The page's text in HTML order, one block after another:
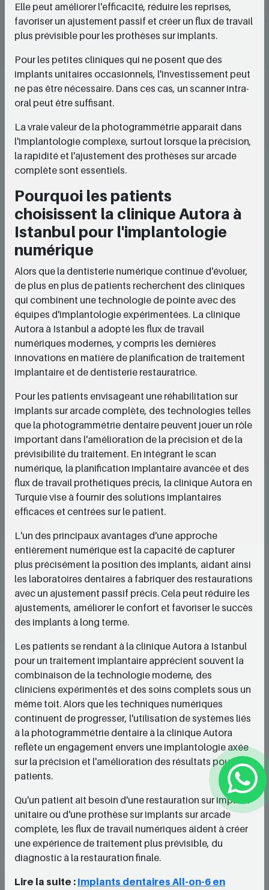
Elle peut améliorer l'efficacité, réduire les reprises,
favoriser un ajustement passif et créer un flux de travail
plus prévisible pour les prothèses sur implants.
Pour les petites cliniques qui ne posent que des
implants unitaires occasionnels, l'investissement peut
ne pas être nécessaire. Dans ces cas, un scanner intra-
oral peut être suffisant.
La vraie valeur de la photogrammétrie apparaît dans
l'implantologie complexe, surtout lorsque la précision,
la rapidité et l'ajustement des prothèses sur arcade
complète sont essentiels.
Pourquoi les patients
choisissent la clinique Autora à
Istanbul pour l'implantologie
numérique
Alors que la dentisterie numérique continue d'évoluer,
de plus en plus de patients recherchent des cliniques
qui combinent une technologie de pointe avec des
équipes d'implantologie expérimentées. La clinique
Autora à Istanbul a adopté les flux de travail
numériques modernes, y compris les dernières
innovations en matière de planification de traitement
implantaire et de dentisterie restauratrice.
Pour les patients envisageant une réhabilitation sur
implants sur arcade complète, des technologies telles
que la photogrammétrie dentaire peuvent jouer un rôle
important dans l'amélioration de la précision et de la
prévisibilité du traitement. En intégrant le scan
numérique, la planification implantaire avancée et des
flux de travail prothétiques précis, la clinique Autora en
Turquie vise à fournir des solutions implantaires
efficaces et centrées sur le patient.
L'un des principaux avantages d'une approche
entièrement numérique est la capacité de capturer
plus précisément la position des implants, aidant ainsi
les laboratoires dentaires à fabriquer des restaurations
avec un ajustement passif précis. Cela peut réduire les
ajustements, améliorer le confort et favoriser le succès
des implants à long terme.
Les patients se rendant à la clinique Autora à Istanbul
pour un traitement implantaire apprécient souvent la
combinaison de la technologie moderne, des
cliniciens expérimentés et des soins complets sous un
même toit. Alors que les techniques numériques
continuent de progresser, l'utilisation de systèmes liés
à la photogrammétrie dentaire à la clinique Autora
reflète un engagement envers une implantologie axée
sur la précision et l'amélioration des résultats pour les
patients.
Qu'un patient ait besoin d'une restauration sur implant
unitaire ou d'une prothèse sur implants sur arcade
complète, les flux de travail numériques aident à créer
une expérience de traitement plus prévisible, du
diagnostic à la restauration finale.
Lire la suite : Implants dentaires All-on-6 en